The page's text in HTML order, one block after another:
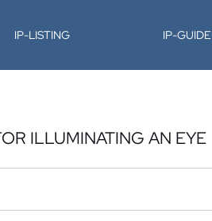
IP-LISTING IP-GUIDE
ILLUMINATING AN EYE